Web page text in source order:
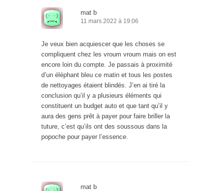
mat b
11 mars 2022 à 19:06
Je veux bien acquiescer que les choses se
compliquent chez les vroum vroum mais on est
encore loin du compte. Je passais à proximité
d’un éléphant bleu ce matin et tous les postes
de nettoyages étaient blindés. J’en ai tiré la
conclusion qu’il y a plusieurs éléments qui
constituent un budget auto et que tant qu’il y
aura des gens prêt à payer pour faire briller la
tuture, c’est qu’ils ont des soussous dans la
popoche pour payer l’essence.
mat b